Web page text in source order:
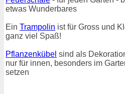
etwas Wunderbares
Ein Trampolin ist für Gross und
ganz viel Spaß!
Pflanzenkübel sind als
nur für innen, besonders im
setzen